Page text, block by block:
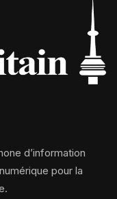
d’information
pour la